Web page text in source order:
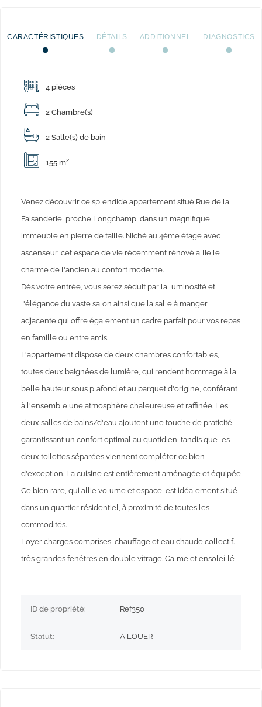
CARACTÉRISTIQUES
4 pièces
2 Chambre(s)
2 Salle(s) de bain
155 m²
Venez découvrir ce splendide appartement situé Rue de la
Faisanderie, proche Longchamp, dans un magnifique
immeuble en pierre de taille. Niché au 4ème étage avec
ascenseur, cet espace de vie récemment rénové allie le
charme de l'ancien au confort moderne.
Dès votre entrée, vous serez séduit par la luminosité et
l'élégance du vaste salon ainsi que la salle à manger
adjacente qui offre également un cadre parfait pour vos repas
en famille ou entre amis.
L'appartement dispose de deux chambres confortables,
toutes deux baignées de lumière, qui rendent hommage à la
belle hauteur sous plafond et au parquet d'origine, conférant
à l'ensemble une atmosphère chaleureuse et raffinée. Les
deux salles de bains/d'eau ajoutent une touche de praticité,
garantissant un confort optimal au quotidien, tandis que les
deux toilettes séparées viennent compléter ce bien
d'exception. La cuisine est entièrement aménagée et équipée
Ce bien rare, qui allie volume et espace, est idéalement situé
dans un quartier résidentiel, à proximité de toutes les
commodités.
Loyer charges comprises, chauffage et eau chaude collectif.
très grandes fenêtres en double vitrage. Calme et ensoleillé
ID de propriété: Ref350
Statut: A LOUER
DÉTAILS ADDITIONNEL DIAGNOSTICS